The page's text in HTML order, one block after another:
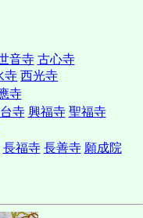
音寺 古心寺
寺 西光寺
寺
寺 興福寺 聖福寺
長福寺 長善寺 願成院